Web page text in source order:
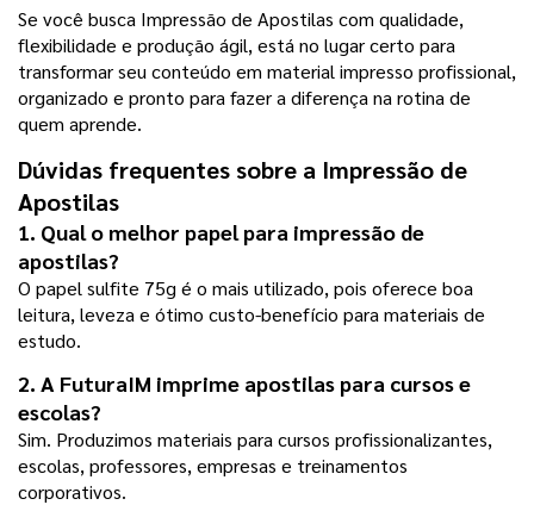
Se você busca Impressão de Apostilas com qualidade,
flexibilidade e produção ágil, está no lugar certo para
transformar seu conteúdo em material impresso profissional,
organizado e pronto para fazer a diferença na rotina de
quem aprende.
Dúvidas frequentes sobre a Impressão de
Apostilas
1. Qual o melhor papel para impressão de
apostilas?
O papel sulfite 75g é o mais utilizado, pois oferece boa
leitura, leveza e ótimo custo-benefício para materiais de
estudo.
2. A FuturaIM imprime apostilas para cursos e
escolas?
Sim. Produzimos materiais para cursos profissionalizantes,
escolas, professores, empresas e treinamentos
corporativos.